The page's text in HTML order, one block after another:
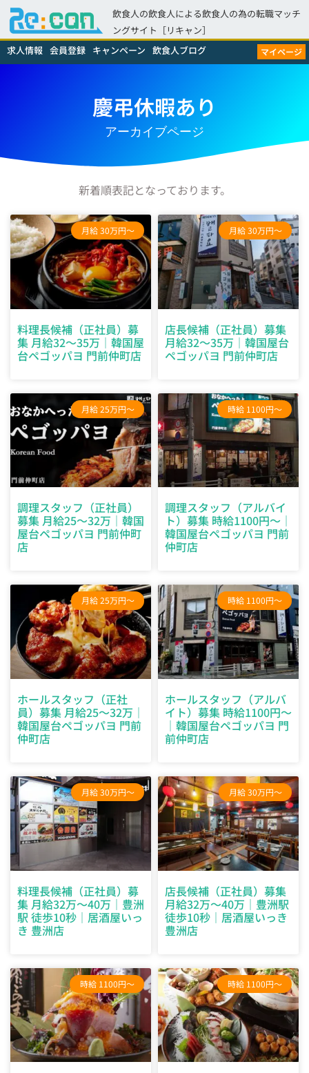
飲食人の飲食人による飲食人の為の転職マッチ
ングサイト［リキャン］
求人情報 会員登録 キャンペーン 飲食人ブログ マイページ
慶弔休暇あり
アーカイブページ
新着順表記となっております。
月給 30万円～
料理長候補（正社員）募
集 月給32～35万｜韓国屋
台ペゴッパヨ 門前仲町店
月給 30万円～
店長候補（正社員）募集
月給32～35万｜韓国屋台
ペゴッパヨ 門前仲町店
月給 25万円～
調理スタッフ（正社員）
募集 月給25～32万｜韓国
屋台ペゴッパヨ 門前仲町
店
時給 1100円～
調理スタッフ（アルバイ
ト）募集 時給1100円～｜
韓国屋台ペゴッパヨ 門前
仲町店
月給 25万円～
ホールスタッフ（正社
員）募集 月給25～32万｜
韓国屋台ペゴッパヨ 門前
仲町店
時給 1100円～
ホールスタッフ（アルバ
イト）募集 時給1100円～
｜韓国屋台ペゴッパヨ 門
前仲町店
月給 30万円～
料理長候補（正社員）募
集 月給32万～40万｜豊洲
駅 徒歩10秒｜居酒屋いっ
き 豊洲店
月給 30万円～
店長候補（正社員）募集
月給32万～40万｜豊洲駅
徒歩10秒｜居酒屋いっき
豊洲店
時給 1100円～ 時給 1100円～